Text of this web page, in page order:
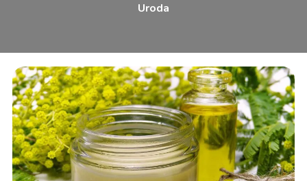
Uroda